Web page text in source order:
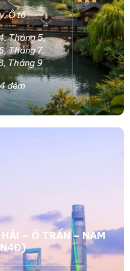
,Ô tô
,Tháng 5,
,Tháng 7,
, Tháng 9
đêm
– Ô TRẤN – NAM